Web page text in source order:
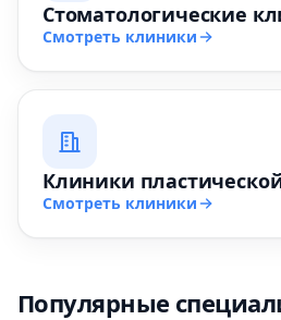
Стоматологические
Смотреть клиники
Клиники
Смотреть клиники
Популярные